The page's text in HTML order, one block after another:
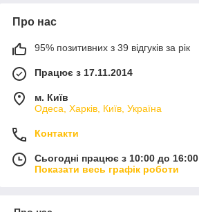
Про нас
95% позитивних з 39 відгуків за рік
Працює з 17.11.2014
м. Київ
Одеса, Харків, Київ, Україна
Контакти
Сьогодні працює з 10:00 до 16:00
Показати весь графік роботи